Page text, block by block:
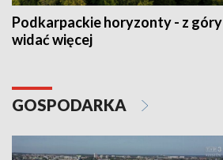
Podkarpackie horyzonty - z góry
widać więcej
GOSPODARKA